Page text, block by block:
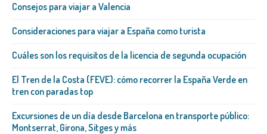
Consejos para viajar a Valencia
Consideraciones para viajar a España como turista
Cuáles son los requisitos de la licencia de segunda ocupación
El Tren de la Costa (FEVE): cómo recorrer la España Verde en
tren con paradas top
Excursiones de un día desde Barcelona en transporte público:
Montserrat, Girona, Sitges y más